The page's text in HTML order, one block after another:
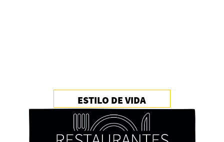
ESTILO DE VIDA